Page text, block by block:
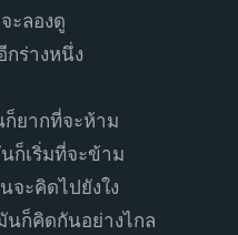
ะลองดู
กร่างหนึ่ง
ยากที่จะห้าม
ก็เริ่มที่จะข้าม
ะคิดไปยังใง
นก็คิดกันอย่างไกล